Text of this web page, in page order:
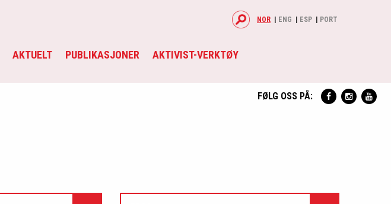
AKTUELT PUBLIKASJONER AKTIVIST-VERKTØY
NOR ENG ESP PORT
FØLG OSS PÅ: